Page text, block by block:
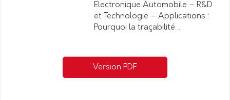
Electronique Automobile – R&D
et Technologie – Applications :
Pourquoi la traçabilité…
Version PDF